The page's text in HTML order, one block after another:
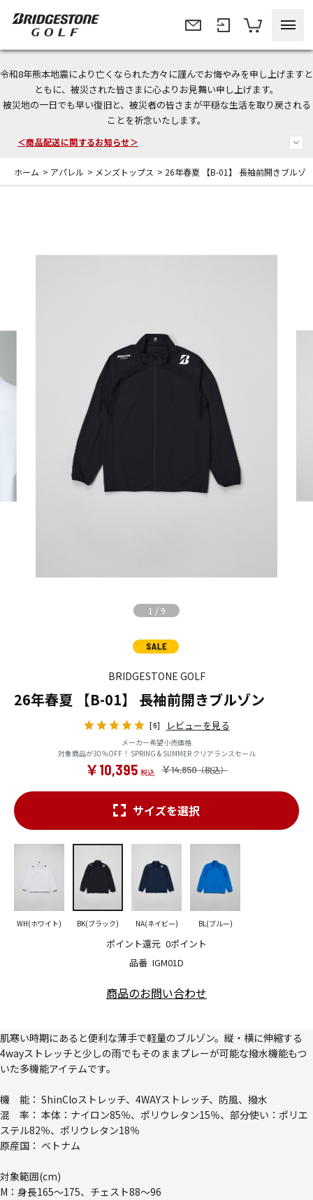
令和8年熊本地震により亡くなられた方々に謹んでお悔やみを申し上げますと
ともに、被災された皆さまに心よりお見舞い申し上げます。
被災地の一日でも早い復旧と、被災者の皆さまが平穏な生活を取り戻される
ことを祈念いたします。
＜夏季休暇中のご注文・発送・お問い合わせ＞
今なら新規会員登録で1,000円OFFクーポンプレゼント！
＜商品配送に関するお知らせ＞
ホーム > アパレル > メンズトップス > 26年春夏 【B-01】 長袖前開きブルゾ
1 / 9
BRIDGESTONE GOLF
26年春夏 【B-01】 長袖前開きブルゾン
[6] レビューを見る
メーカー希望小売価格
対象商品が30％OFF！ SPRING & SUMMER クリアランスセール
￥14,850
￥10,395
品番 IGM01D
ポイント還元 0ポイント
サイズを選択
WH(ホワイト) BK(ブラック) NA(ネイビー) BL(ブルー)
商品のお問い合わせ
肌寒い時期にあると便利な薄手で軽量のブルゾン。縦・横に伸縮する
4wayストレッチと少しの雨でもそのままプレーが可能な撥水機能もつ
いた多機能アイテムです。
機 能： ShinCloストレッチ、4WAYストレッチ、防風、撥水
混 率： 本体：ナイロン85％、ポリウレタン15％、部分使い：ポリエ
ステル82％、ポリウレタン18％
原産国： ベトナム
対象範囲(cm)
M：身長165～175、チェスト88～96